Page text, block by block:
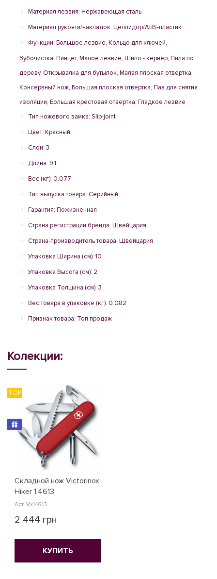
Материал лезвия: Нержавеющая сталь
Материал рукояти/накладок: Целлидор/ABS-пластик
Функции: Большое лезвие, Кольцо для ключей,
Зубочистка, Пинцет, Малое лезвие, Шило - кернер, Пила по
дереву, Открывалка для бутылок, Малая плоская отвертка,
Консервный нож, Большая плоская отвертка, Паз для снятия
изоляции, Большая крестовая отвертка, Гладкое лезвие
Тип ножевого замка: Slip-joint
Цвет: Красный
Слои: 3
Длина: 9.1
Вес (кг): 0.077
Тип выпуска товара: Серийный
Гарантия: Пожизненная
Страна регистрации бренда: Швейцария
Страна-производитель товара: Швейцария
Упаковка Ширина (см): 10
Упаковка Высота (см): 2
Упаковка Толщина (см): 3
Вес товара в упаковке (кг): 0.082
Признак товара: Топ продаж
Колекции:
Складной нож Victorinox
Hiker 1.4613
Арт. Vx14613
TOP
2 444 грн
КУПИТЬ